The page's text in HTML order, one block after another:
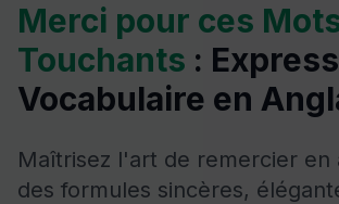
Merci pour ces
Touchants :
Vocabulaire en
Maîtrisez l'art de remercier en
des formules sincères,